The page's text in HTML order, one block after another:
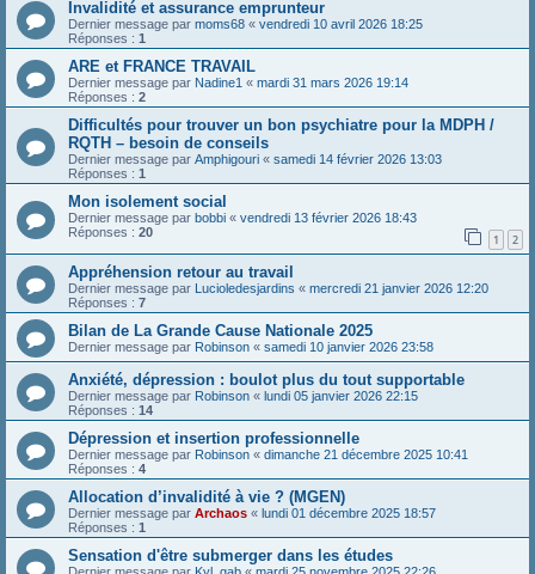
Invalidité et assurance emprunteur
Dernier message par moms68 « vendredi 10 avril 2026 18:25
Réponses : 1
ARE et FRANCE TRAVAIL
Dernier message par Nadine1 « mardi 31 mars 2026 19:14
Réponses : 2
Difficultés pour trouver un bon psychiatre pour la MDPH /
RQTH – besoin de conseils
Dernier message par Amphigouri « samedi 14 février 2026 13:03
Réponses : 1
Mon isolement social
Dernier message par bobbi « vendredi 13 février 2026 18:43
Réponses : 20 1 2
Appréhension retour au travail
Dernier message par Lucioledesjardins « mercredi 21 janvier 2026 12:20
Réponses : 7
Bilan de La Grande Cause Nationale 2025
Dernier message par Robinson « samedi 10 janvier 2026 23:58
Anxiété, dépression : boulot plus du tout supportable
Dernier message par Robinson « lundi 05 janvier 2026 22:15
Réponses : 14
Dépression et insertion professionnelle
Dernier message par Robinson « dimanche 21 décembre 2025 10:41
Réponses : 4
Allocation d’invalidité à vie ? (MGEN)
Dernier message par Archaos « lundi 01 décembre 2025 18:57
Réponses : 1
Sensation d'être submerger dans les études
Dernier message par Kyl_gab « mardi 25 novembre 2025 22:26